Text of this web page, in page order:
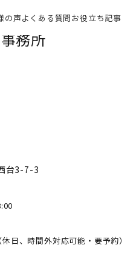
の声よくある質問お役立ち記事
務所
台3-7-3
日、時間外対応可能・要予約）